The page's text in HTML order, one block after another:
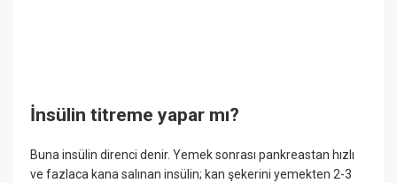
İnsülin titreme yapar mı?
Buna insülin direnci denir. Yemek sonrası pankreastan hızlı
ve fazlaca kana salınan insülin; kan şekerini yemekten 2-3